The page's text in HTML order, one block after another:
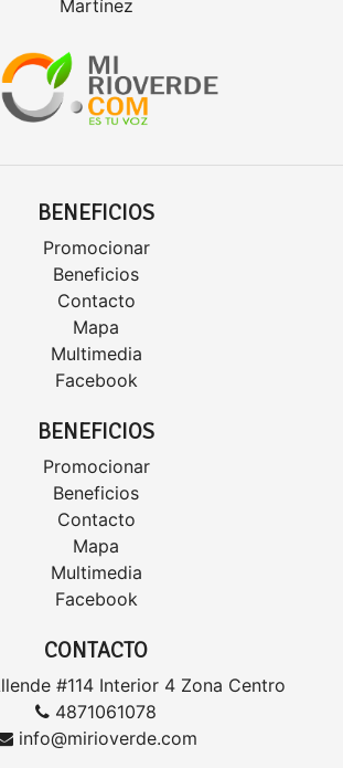
Martínez
BENEFICIOS
Promocionar
Beneficios
Contacto
Mapa
Multimedia
Facebook
BENEFICIOS
Promocionar
Beneficios
Contacto
Mapa
Multimedia
Facebook
CONTACTO
#114 Interior 4 Zona Centro
4871061078
info@mirioverde.com